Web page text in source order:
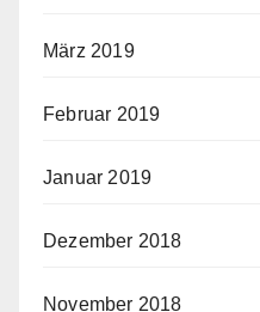
März 2019
Februar 2019
Januar 2019
Dezember 2018
November 2018